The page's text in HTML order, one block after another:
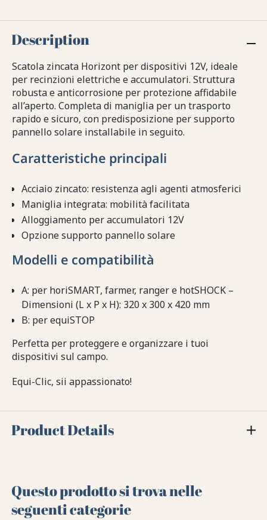
Description
Scatola zincata Horizont per dispositivi 12V, ideale
per recinzioni elettriche e accumulatori. Struttura
robusta e anticorrosione per protezione affidabile
all’aperto. Completa di maniglia per un trasporto
rapido e sicuro, con predisposizione per supporto
pannello solare installabile in seguito.
Caratteristiche principali
Acciaio zincato: resistenza agli agenti atmosferici
Maniglia integrata: mobilità facilitata
Alloggiamento per accumulatori 12V
Opzione supporto pannello solare
Modelli e compatibilità
A: per horiSMART, farmer, ranger e hotSHOCK –
Dimensioni (L x P x H): 320 x 300 x 420 mm
B: per equiSTOP
Perfetta per proteggere e organizzare i tuoi
dispositivi sul campo.
Equi-Clic, sii appassionato!
Product Details
Questo prodotto si trova nelle
seguenti categorie